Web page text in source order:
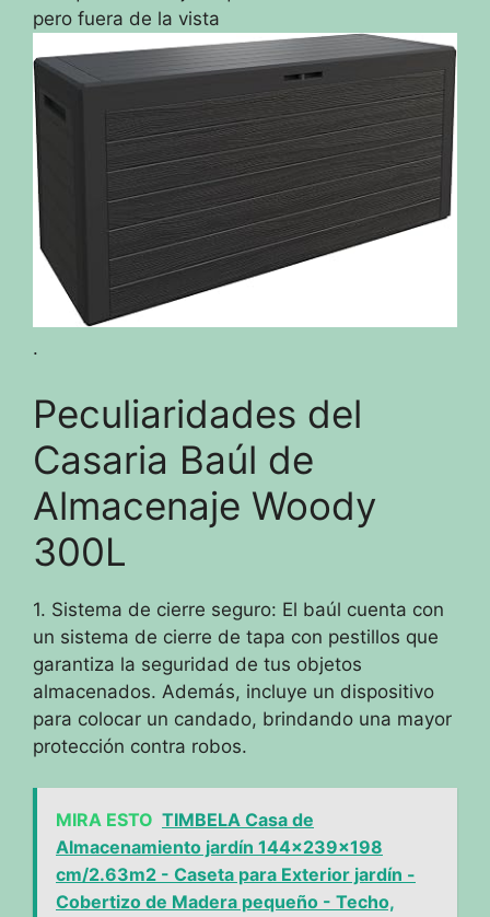
pero fuera de la vista
.
Peculiaridades del
Casaria Baúl de
Almacenaje Woody
300L
1. Sistema de cierre seguro: El baúl cuenta con
un sistema de cierre de tapa con pestillos que
garantiza la seguridad de tus objetos
almacenados. Además, incluye un dispositivo
para colocar un candado, brindando una mayor
protección contra robos.
MIRA ESTO TIMBELA Casa de
Almacenamiento jardín 144x239x198
cm/2.63m2 - Caseta para Exterior jardín -
Cobertizo de Madera pequeño - Techo,